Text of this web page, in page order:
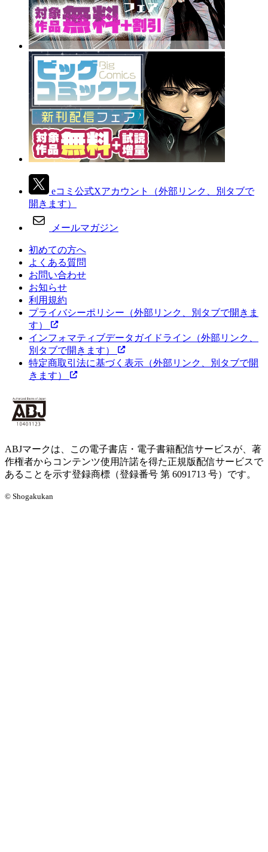
eコミ公式Xアカウント
（外部リンク、別タブで
開きます）
メールマガジン
初めての方へ
よくある質問
お問い合わせ
お知らせ
利用規約
プライバシーポリシー （外部リンク、別タブで開きま
す）
インフォマティブデータガイドライン （外部リンク、
別タブで開きます）
特定商取引法に基づく表示 （外部リンク、別タブで開
きます）
ABJマークは、この電子書店・電子書籍配信サービスが、著
作権者からコンテンツ使用許諾を得た正規版配信サービスで
あることを示す登録商標（登録番号 第 6091713 号）です。
© Shogakukan